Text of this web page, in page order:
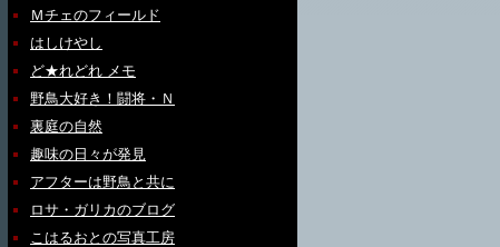
Ｍチェのフィールド
はしけやし
ど★れどれ メモ
野鳥大好き！闘将・Ｎ
裏庭の自然
趣味の日々が発見
アフターは野鳥と共に
ロサ・ガリカのブログ
こはるおとの写真工房